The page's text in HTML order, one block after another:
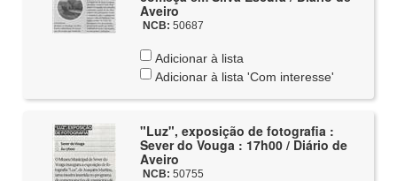
Aveiro
NCB: 50687
Adicionar à lista
Adicionar à lista 'Com interesse'
"Luz", exposição de fotografia :
Sever do Vouga : 17h00 / Diário de
Aveiro
NCB: 50755